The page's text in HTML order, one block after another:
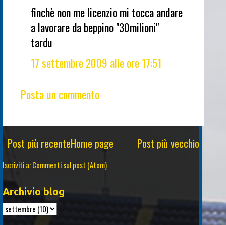
finchè non me licenzio mi tocca andare
a lavorare da beppino "30milioni"
tardu
17 settembre 2009 alle ore 17:51
Posta un commento
Post più recente Post più vecchio
Home page
Iscriviti a:Commenti sul post (Atom)
Archivio blog